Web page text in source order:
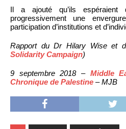
Il a ajouté qu’ils espéraient
progressivement une
participation d’institutions et
Rapport du Dr Hilary Wise et
Solidarity Campaign)
9 septembre 2018 – Middle
Chronique de Palestine – MJB